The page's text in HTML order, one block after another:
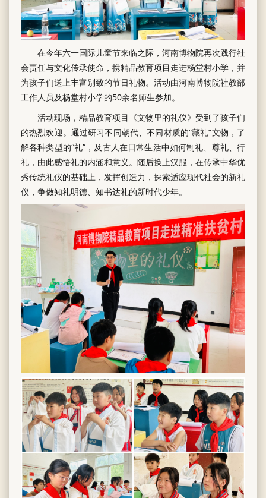
在今年六一国际儿童节来临之际，河南博物院再次践行社
会责任与文化传承使命，携精品教育项目走进杨堂村小学，并
为孩子们送上丰富别致的节日礼物。活动由河南博物院社教部
工作人员及杨堂村小学的50余名师生参加。
活动现场，精品教育项目《文物里的礼仪》受到了孩子们
的热烈欢迎。通过研习不同朝代、不同材质的“藏礼”文物，了
解各种类型的“礼”，及古人在日常生活中如何制礼、尊礼、行
礼，由此感悟礼的内涵和意义。随后换上汉服，在传承中华优
秀传统礼仪的基础上，发挥创造力，探索适应现代社会的新礼
仪，争做知礼明德、知书达礼的新时代少年。